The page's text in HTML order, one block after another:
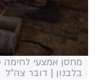
מחסן אמצעי לחימה
בלבנון | דובר צה"ל